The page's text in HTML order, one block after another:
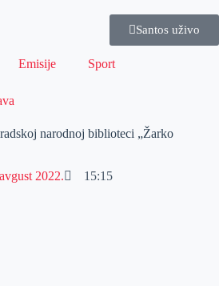
Santos uživo
Emisije Sport
narodnoj biblioteci „Žarko
2022. 15:15